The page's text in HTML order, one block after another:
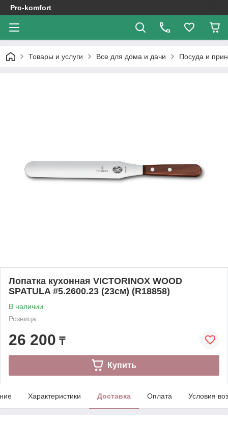
Pro-komfort
Товары и услуги Все для дома и дачи Посуда и
Лопатка кухонная VICTORINOX WOOD
SPATULA #5.2600.23 (23см) (R18858)
В наличии
Розница
26 200 ₸
Купить
Характеристики Доставка Оплата Условия